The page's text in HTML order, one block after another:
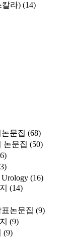
칼라) (14)
문집 (68)
논문집 (50)
Urology (16)
(14)
논문집 (9)
(9)
(9)